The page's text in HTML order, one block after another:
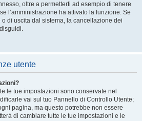
oltre a permetterti ad esempio di tenere
l’amministrazione ha attivato la funzione. Se
di uscita dal sistema, la cancellazione dei
utente
le tue impostazioni sono conservate nel
vai sul tuo Pannello di Controllo Utente;
pagina, ma questo potrebbe non essere
di cambiare tutte le tue impostazioni e le